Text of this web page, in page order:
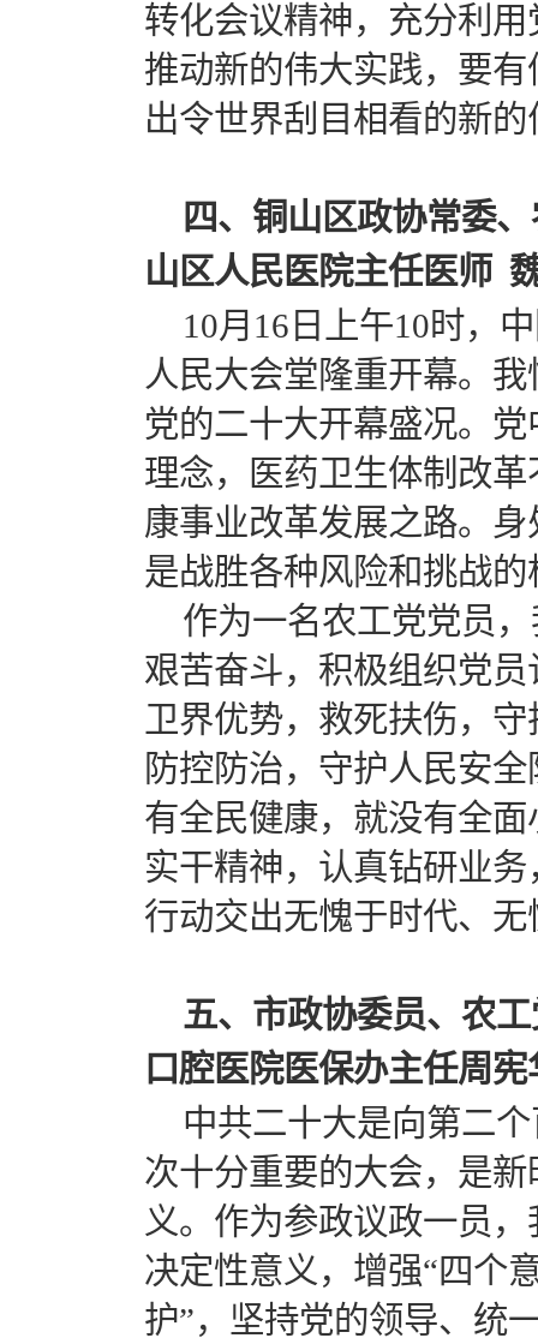
转化会议精神，充分利
推动新的伟大实践，要
出令世界刮目相看的新
四、铜山区政协常委
山区人民医院主任医师
10月16日上午10时，
人民大会堂隆重开幕。
党的二十大开幕盛况。
理念，医药卫生体制改
康事业改革发展之路。
是战胜各种风险和挑战
作为一名农工党党员
艰苦奋斗，积极组织党
卫界优势，救死扶伤，
防控防治，守护人民安
有全民健康，就没有全
实干精神，认真钻研业
行动交出无愧于时代、
五、市政协委员、农
口腔医院医保办主任周宪
中共二十大是向第二
次十分重要的大会，是
义。作为参政议政一员
决定性意义，增强“四个
护”，坚持党的领导、统